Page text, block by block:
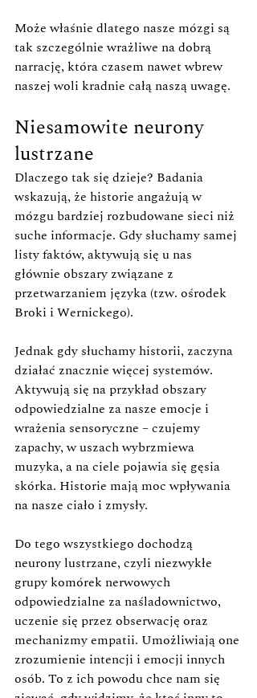
Może właśnie dlatego nasze mózgi są
tak szczególnie wrażliwe na dobrą
narrację, która czasem nawet wbrew
naszej woli kradnie całą naszą uwagę.
Niesamowite neurony
lustrzane
Dlaczego tak się dzieje? Badania
wskazują, że historie angażują w
mózgu bardziej rozbudowane sieci niż
suche informacje. Gdy słuchamy samej
listy faktów, aktywują się u nas
głównie obszary związane z
przetwarzaniem języka (tzw. ośrodek
Broki i Wernickego).
Jednak gdy słuchamy historii, zaczyna
działać znacznie więcej systemów.
Aktywują się na przykład obszary
odpowiedzialne za nasze emocje i
wrażenia sensoryczne – czujemy
zapachy, w uszach wybrzmiewa
muzyka, a na ciele pojawia się gęsia
skórka. Historie mają moc wpływania
na nasze ciało i zmysły.
Do tego wszystkiego dochodzą
neurony lustrzane, czyli niezwykłe
grupy komórek nerwowych
odpowiedzialne za naśladownictwo,
uczenie się przez obserwację oraz
mechanizmy empatii. Umożliwiają one
zrozumienie intencji i emocji innych
osób. To z ich powodu chce nam się